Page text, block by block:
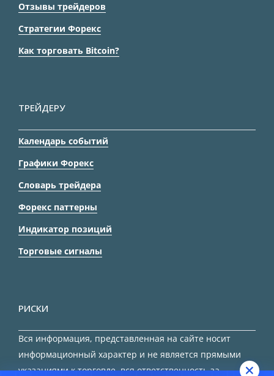
Отзывы трейдеров
Стратегии Форекс
Как торговать Bitcoin?
ТРЕЙДЕРУ
Календарь событий
Графики Форекс
Словарь трейдера
Форекс паттерны
Индикатор позиций
Торговые сигналы
РИСКИ
Вся информация, представленная на сайте носит
информационный характер и не является прямыми
указаниями к торговле, вся ответственность за